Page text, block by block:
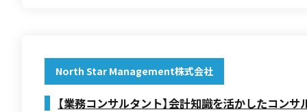
North Star Management株式会社
【業務コンサルタント】会計知識を活かしたコンサ